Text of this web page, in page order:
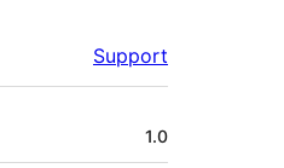
Support
1.0